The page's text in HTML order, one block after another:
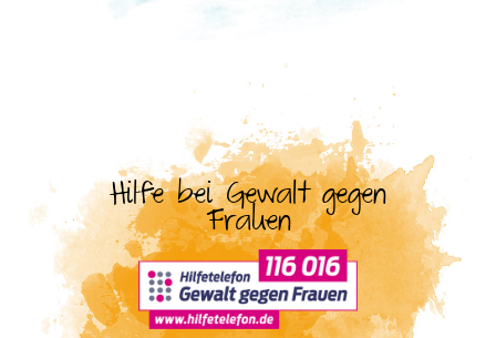
Hilfe bei Gewalt gegen
Frauen